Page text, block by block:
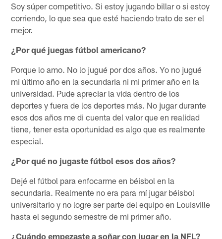
Soy súper competitivo. Si estoy jugando billar o si estoy
corriendo, lo que sea que esté haciendo trato de ser el
mejor.
¿Por qué juegas fútbol americano?
Porque lo amo. No lo jugué por dos años. Yo no jugué
mi último año en la secundaria ni mi primer año en la
universidad. Pude apreciar la vida dentro de los
deportes y fuera de los deportes más. No jugar durante
esos dos años me di cuenta del valor que en realidad
tiene, tener esta oportunidad es algo que es realmente
especial.
¿Por qué no jugaste fútbol esos dos años?
Dejé el fútbol para enfocarme en béisbol en la
secundaria. Realmente no era para mí jugar béisbol
universitario y no logre ser parte del equipo en Louisville
hasta el segundo semestre de mi primer año.
¿Cuándo empezaste a soñar con jugar en la NFL?